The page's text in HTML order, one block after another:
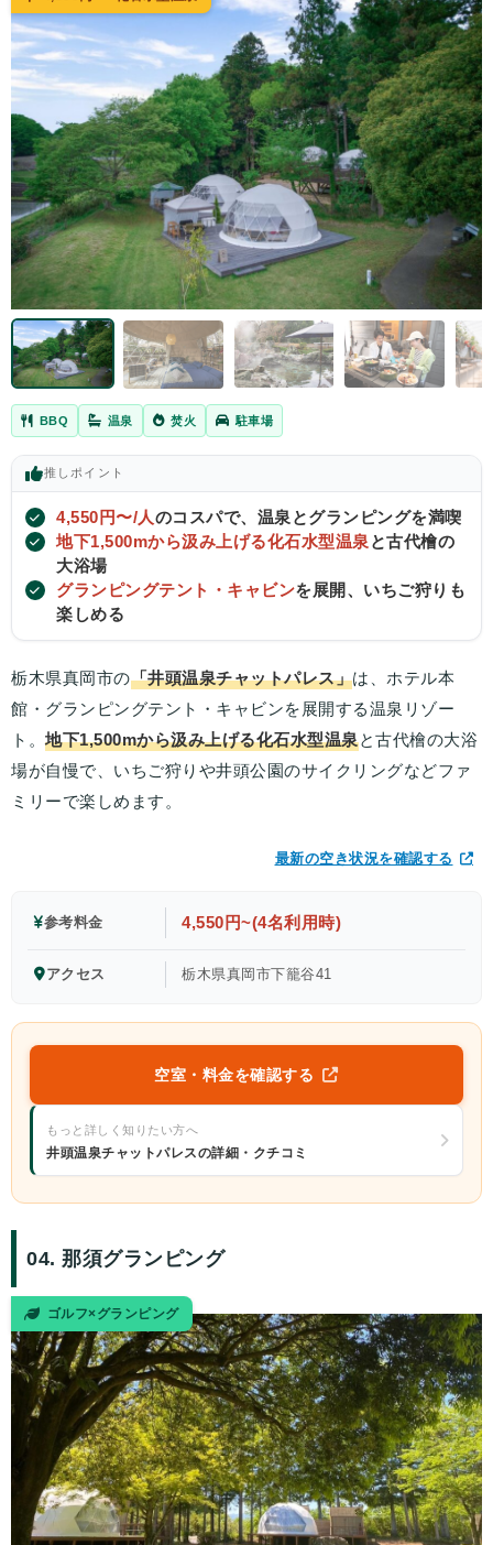
BBQ 温泉 焚火 駐車場
推しポイント
4,550円〜/人のコスパで、温泉とグランピングを満喫
地下1,500mから汲み上げる化石水型温泉 と古代檜の
大浴場
グランピングテント・キャビンを展開、いちご狩りも
楽しめる
栃木県真岡市の「井頭温泉チャットパレス」は、ホテル本
館・グランピングテント・キャビンを展開する温泉リゾー
ト。 地下1,500mから汲み上げる化石水型温泉と古代檜の大浴
場が自慢で、いちご狩りや井頭公園のサイクリングなどファ
ミリーで楽しめます。
最新の空き状況を確認する
参考料金 4,550円~(4名利用時)
アクセス 栃木県真岡市下籠谷41
空室・料金を確認する
もっと詳しく知りたい方へ
井頭温泉チャットパレスの詳細・クチコミ
04. 那須グランピング
ゴルフ×グランピング